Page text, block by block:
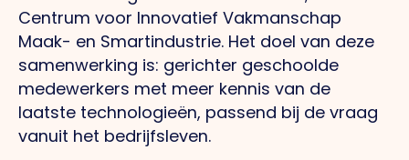
Centrum voor Innovatief Vakmanschap
Maak- en Smartindustrie. Het doel van deze
samenwerking is: gerichter geschoolde
medewerkers met meer kennis van de
laatste technologieën, passend bij de vraag
vanuit het bedrijfsleven.